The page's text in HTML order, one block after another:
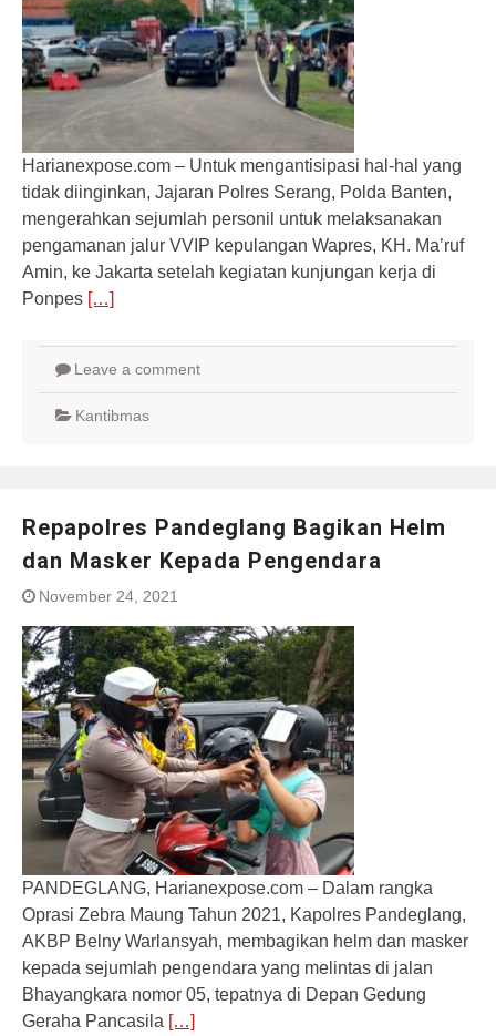
Harianexpose.com – Untuk mengantisipasi hal-hal yang
tidak diinginkan, Jajaran Polres Serang, Polda Banten,
mengerahkan sejumlah personil untuk melaksanakan
pengamanan jalur VVIP kepulangan Wapres, KH. Ma’ruf
Amin, ke Jakarta setelah kegiatan kunjungan kerja di
Ponpes […]
Leave a comment
Kantibmas
Repapolres Pandeglang Bagikan Helm
dan Masker Kepada Pengendara
November 24, 2021
PANDEGLANG, Harianexpose.com – Dalam rangka
Oprasi Zebra Maung Tahun 2021, Kapolres Pandeglang,
AKBP Belny Warlansyah, membagikan helm dan masker
kepada sejumlah pengendara yang melintas di jalan
Bhayangkara nomor 05, tepatnya di Depan Gedung
Geraha Pancasila […]